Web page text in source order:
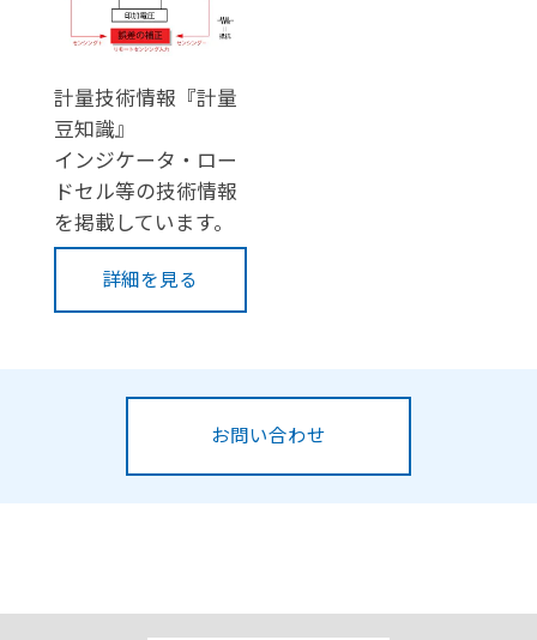
計量技術情報『計量
豆知識』
インジケータ・ロー
ドセル等の技術情報
を掲載しています。
詳細を見る
お問い合わせ